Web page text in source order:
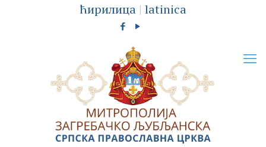
ћирилица | latinica